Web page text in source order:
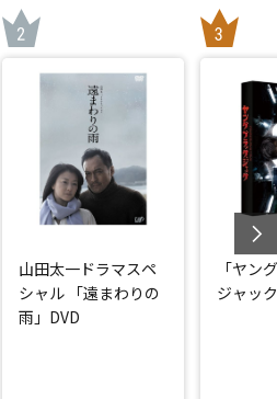
山田太一ドラマスペ
シャル 「遠まわりの
雨」DVD
「ヤン
ジャッ